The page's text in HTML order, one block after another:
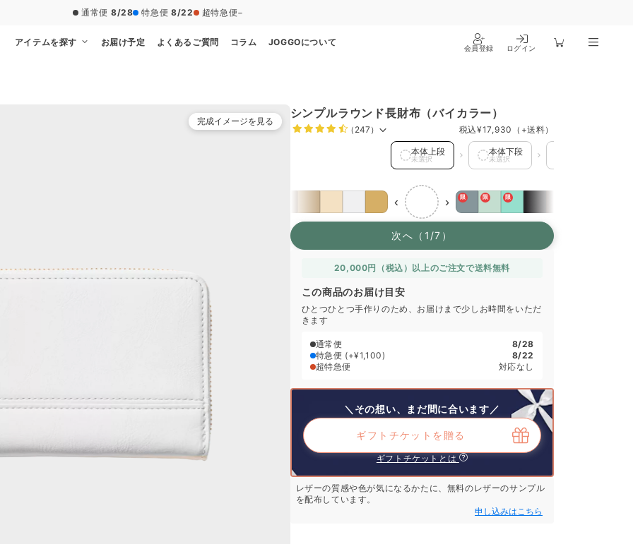
通常便 8/28 特急便 8/22 超特急便−
アイテムを探す お届け予定 よくあるご質問 コラム JOGGOについて
会員登録 ログイン
完成イメージを見る
本体上段
未選択
本体下段
未選択
限 限 限
‹ ›
シンプルラウンド長財布（バイカラー）
（247） 税込¥17,930 （+送料）
次へ（1/7）
20,000円（税込）以上のご注文で送料無料
この商品のお届け目安
ひとつひとつ手作りのため、お届けまで少しお時間をいただ
きます
通常便
8/28
特急便 (+¥1,100)
8/22
超特急便
対応なし
＼その想い、まだ間に合います／
ギフトチケットを贈る
ギフトチケットとは
レザーの質感や色が気になるかたに、無料のレザーのサンプル
を配布しています。
申し込みはこちら